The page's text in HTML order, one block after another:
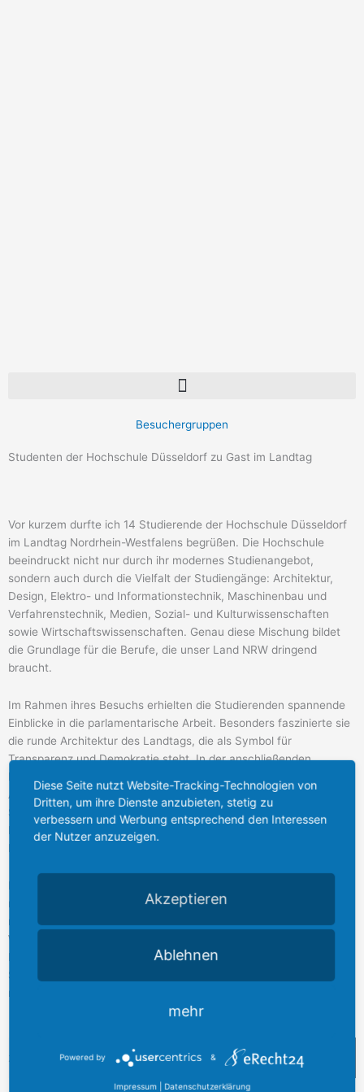
Besuchergruppen
Studenten der Hochschule Düsseldorf zu Gast im Landtag
Vor kurzem durfte ich 14 Studierende der Hochschule Düsseldorf
im Landtag Nordrhein-Westfalens begrüßen. Die Hochschule
beeindruckt nicht nur durch ihr modernes Studienangebot,
sondern auch durch die Vielfalt der Studiengänge: Architektur,
Design, Elektro- und Informationstechnik, Maschinenbau und
Verfahrenstechnik, Medien, Sozial- und Kulturwissenschaften
sowie Wirtschaftswissenschaften. Genau diese Mischung bildet
die Grundlage für die Berufe, die unser Land NRW dringend
braucht.
Im Rahmen ihres Besuchs erhielten die Studierenden spannende
Einblicke in die parlamentarische Arbeit. Besonders faszinierte sie
die runde Architektur des Landtags, die als Symbol für
Transparenz und Demokratie steht. In der anschließenden
Arbeitsmarktes und die Bedeutung eines praxisorientierten
Studiums in einer sich wandelnden Wirtschaft. Ich habe großen
Respekt vor den jungen Menschen, die mit viel Engagement und
regen Austausch. Es sind genau solche Begegnungen, die deutlich
machen, wie wichtig eine enge Verbindung zwischen Politik,
Wissenschaft und Wirtschaft für die Zukunft unseres Landes ist.
Ich freue mich darauf, die Gespräche fortzusetzen – denn die
Studierenden von heute sind die Fachkräfte und Gestalter von
morgen.
Diese Seite nutzt Website-Tracking-Technologien von
Dritten, um ihre Dienste anzubieten, stetig zu
verbessern und Werbung entsprechend den Interessen
der Nutzer anzuzeigen.
Akzeptieren
Ablehnen
mehr
Powered by &
Impressum Datenschutzerklärung